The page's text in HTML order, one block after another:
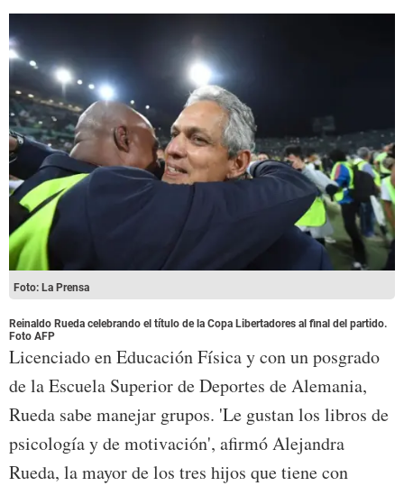
Foto: La Prensa
Reinaldo Rueda celebrando el título de la Copa Libertadores al final del partido.
Foto AFP
Licenciado en Educación Física y con un posgrado
de la Escuela Superior de Deportes de Alemania,
Rueda sabe manejar grupos. 'Le gustan los libros de
psicología y de motivación', afirmó Alejandra
Rueda, la mayor de los tres hijos que tiene con